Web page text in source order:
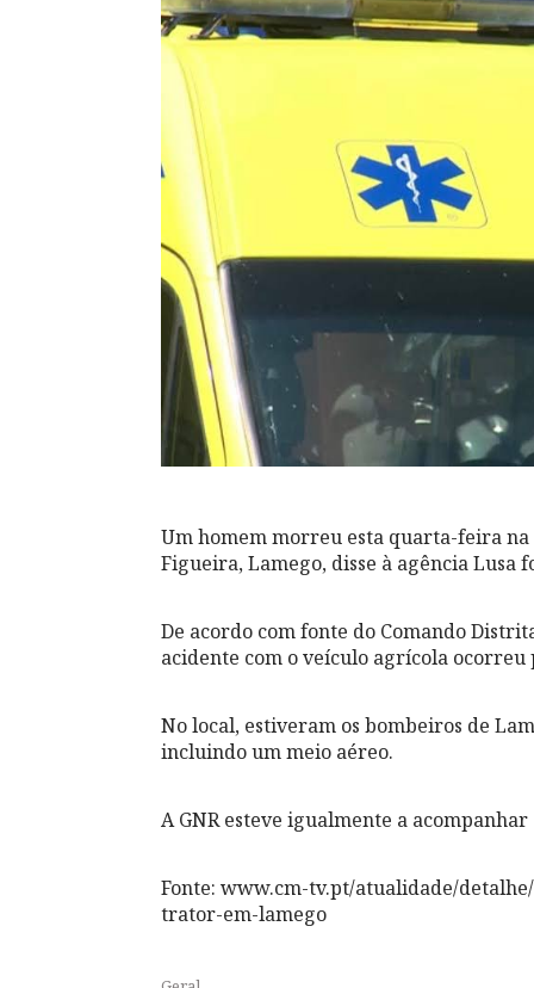
Um homem morreu esta quarta-feira
Figueira, Lamego, disse à agência Lusa
De acordo com fonte do Comando
acidente com o veículo agrícola ocorreu
No local, estiveram os bombeiros de
incluindo um meio aéreo.
A GNR esteve igualmente a acompanhar
Fonte: www.cm-tv.pt/atualidade/
trator-em-lamego